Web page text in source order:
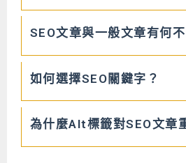
SEO文章與一般文章有何不
如何選擇SEO關鍵字？
為什麼Alt標籤對SEO文章